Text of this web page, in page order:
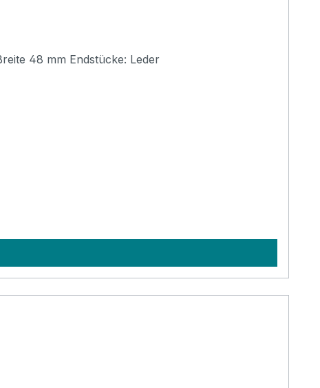
Hochwertiger Aria Gitarrengurt, handgefertigt in verschiedenen Farben. Länge 850-1500 mm (verstellbar) Breite 48 mm Endstücke: Leder